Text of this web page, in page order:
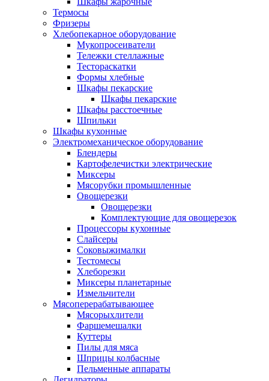
Термосы
Фризеры
Хлебопекарное оборудование
Мукопросеиватели
Тележки стеллажные
Тестораскатки
Формы хлебные
Шкафы пекарские
Шкафы пекарские
Шкафы расстоечные
Шпильки
Шкафы кухонные
Электромеханическое оборудование
Блендеры
Картофелечистки электрические
Миксеры
Мясорубки промышленные
Овощерезки
Овощерезки
Комплектующие для овощерезок
Процессоры кухонные
Слайсеры
Соковыжималки
Тестомесы
Хлеборезки
Миксеры планетарные
Измельчители
Мясоперерабатывающее
Мясорыхлители
Фаршемешалки
Куттеры
Пилы для мяса
Шприцы колбасные
Пельменные аппараты